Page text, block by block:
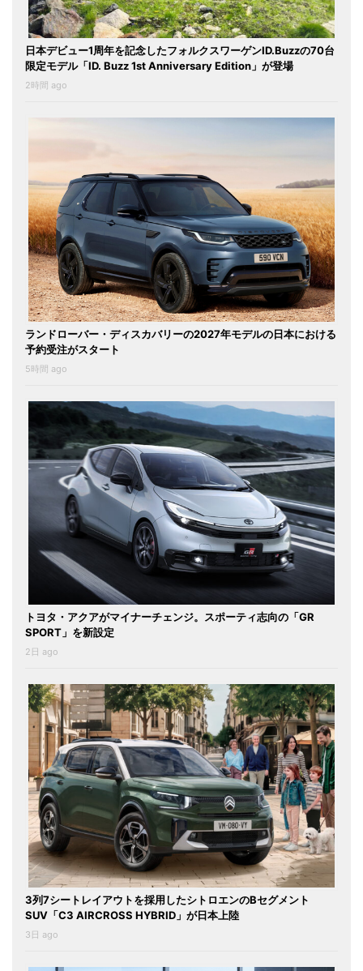
日本デビュー1周年を記念したフォルクスワーゲンID.Buzzの70台
限定モデル「ID. Buzz 1st Anniversary Edition」が登場
2時間 ago
ランドローバー・ディスカバリーの2027年モデルの日本における
予約受注がスタート
5時間 ago
トヨタ・アクアがマイナーチェンジ。スポーティ志向の「GR
SPORT」を新設定
2日 ago
3列7シートレイアウトを採用したシトロエンのBセグメント
SUV「C3 AIRCROSS HYBRID」が日本上陸
3日 ago